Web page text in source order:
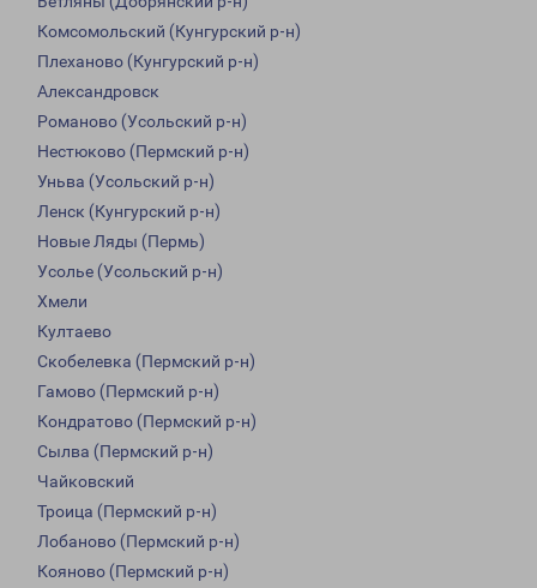
Комсомольский (Кунгурский р-н)
Плеханово (Кунгурский р-н)
Александровск
Романово (Усольский р-н)
Нестюково (Пермский р-н)
Уньва (Усольский р-н)
Ленск (Кунгурский р-н)
Новые Ляды (Пермь)
Усолье (Усольский р-н)
Хмели
Култаево
Скобелевка (Пермский р-н)
Гамово (Пермский р-н)
Кондратово (Пермский р-н)
Сылва (Пермский р-н)
Чайковский
Троица (Пермский р-н)
Лобаново (Пермский р-н)
Кояново (Пермский р-н)